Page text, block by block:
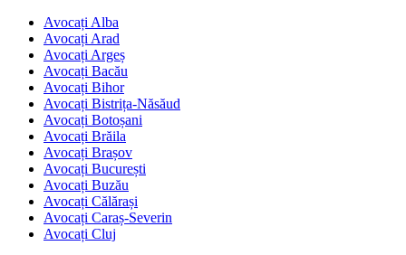
Avocați Alba
Avocați Arad
Avocați Argeș
Avocați Bacău
Avocați Bihor
Avocați Bistrița-Năsăud
Avocați Botoșani
Avocați Brăila
Avocați Brașov
Avocați București
Avocați Buzău
Avocați Călărași
Avocați Caraș-Severin
Avocați Cluj